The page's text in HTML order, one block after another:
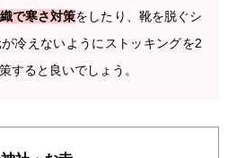
で寒さ対策をしたり、靴を脱ぐシ
冷えないようにストッキングを2
すると良いでしょう。